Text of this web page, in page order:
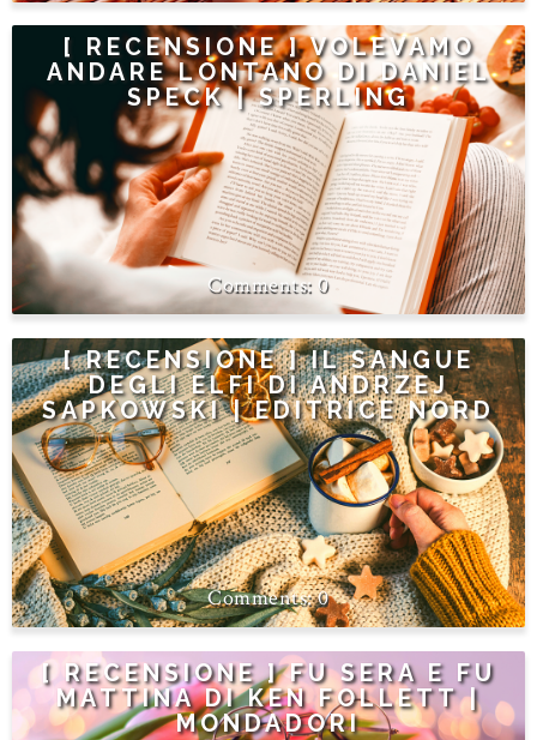
[ RECENSIONE ] VOLEVAMO
ANDARE LONTANO DI DANIEL
SPECK | SPERLING
0
[ RECENSIONE ] IL SANGUE
DEGLI ELFI DI ANDRZEJ
SAPKOWSKI | EDITRICE NORD
0
[ RECENSIONE ] FU SERA E FU
MATTINA DI KEN FOLLETT |
MONDADORI